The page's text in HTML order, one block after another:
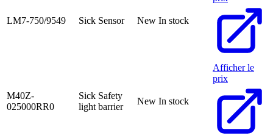
LM7-750/9549 Sick Sensor New In stock
M40Z-
025000RR0
Sick Safety
light barrier
New In stock
Afficher le
prix